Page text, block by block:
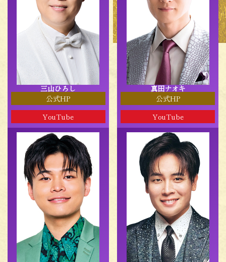
三山ひろし
公式HP
YouTube
真田ナオキ
公式HP
YouTube